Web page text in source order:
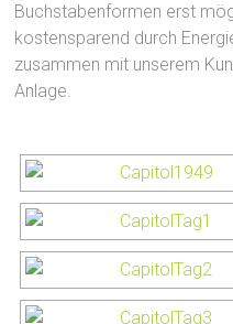
Buchstabenformen erst
kostensparend durch
zusammen mit unserem
Anlage.